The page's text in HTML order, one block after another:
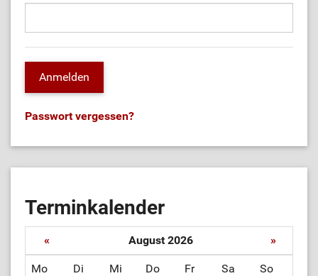
Passwort vergessen?
Terminkalender
« August 2026 »
Mo Di Mi Do Fr Sa So